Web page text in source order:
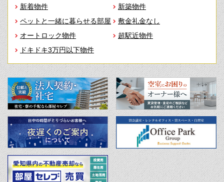
新着物件
新築物件
ペットと一緒に暮らせる部屋
敷金礼金なし
オートロック物件
超駅近物件
ドキドキ3万円以下物件